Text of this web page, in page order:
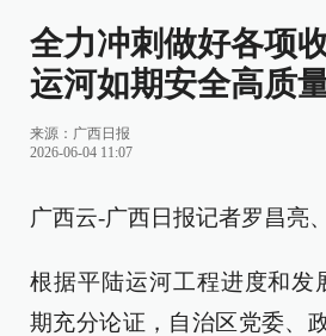
全力冲刺做好各项
运河如期安全高质
来源： 广西日报
2026-06-04 11:07
广西云-广西日报记者罗昌亮
根据平陆运河工程进度和发
期充分论证，自治区党委、